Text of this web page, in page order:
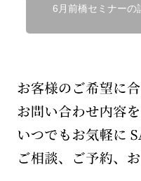
6月前橋セミナーの